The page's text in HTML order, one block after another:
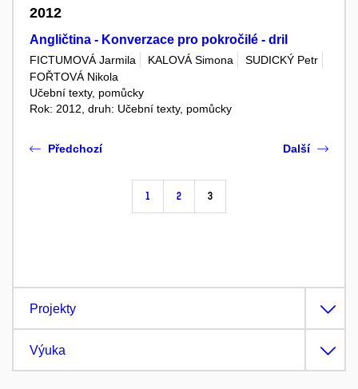
2012
Angličtina - Konverzace pro pokročilé - dril
FICTUMOVÁ Jarmila KALOVÁ Simona
SUDICKÝ Petr
FOŘTOVÁ Nikola
Učební texty, pomůcky
Rok: 2012, druh: Učební texty, pomůcky
Předchozí
1 2 3
Další
Projekty
Výuka